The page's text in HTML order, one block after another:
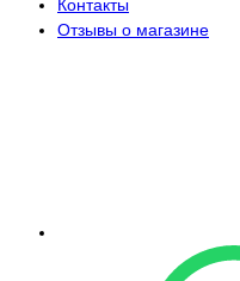
Контакты
Отзывы о магазине